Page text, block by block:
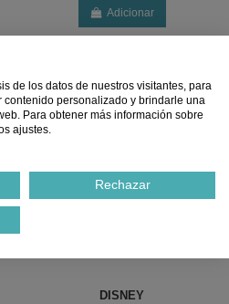
Adicionar
DISNEY
de los datos de nuestros visitantes, para
contenido personalizado y brindarle una
Para obtener más información sobre
ajustes.
Rechazar